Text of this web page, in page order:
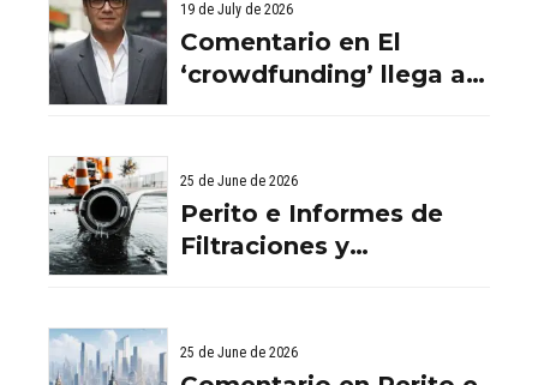
19 de July de 2026
Comentario en El
‘crowdfunding’ llega al
llega al ladrillo por
Comentario en El
‘crowdfunding’ llega al
ladrillo por El
Aurema Group - Grupo
25 de June de 2026
Perito e Informes de
Filtraciones y
Debes Saber
25 de June de 2026